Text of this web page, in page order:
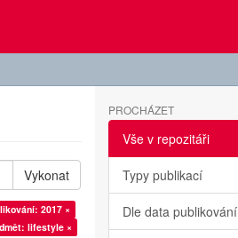
Vykonat
2017 ×
lifestyle ×
PROCHÁZET
Vše v repozitáři
Typy publikací
Dle data publikování